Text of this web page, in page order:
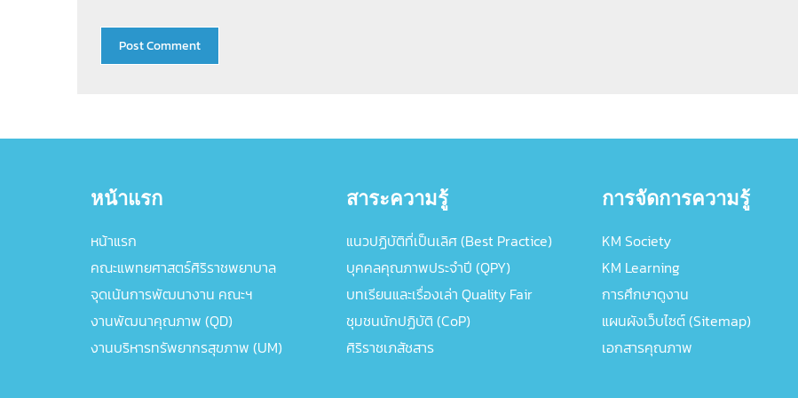
หน้าแรก
หน้าแรก
คณะแพทยศาสตร์ศิริราชพยาบาล
จุดเน้นการพัฒนางาน คณะฯ
งานพัฒนาคุณภาพ (QD)
งานบริหารทรัพยากรสุขภาพ (UM)
สาระความรู้
แนวปฏิบัติที่เป็นเลิศ (Best Practice)
บุคคลคุณภาพประจำปี (QPY)
บทเรียนและเรื่องเล่า Quality Fair
ชุมชนนักปฏิบัติ (CoP)
ศิริราชเภสัชสาร
การจัดการความรู้
KM Society
KM Learning
การศึกษาดูงาน
แผนผังเว็บไซต์ (Sitemap)
เอกสารคุณภาพ